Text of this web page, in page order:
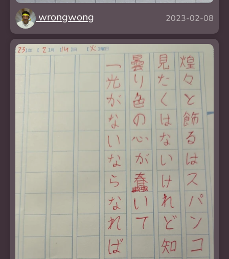
wrongwong 2023-02-08